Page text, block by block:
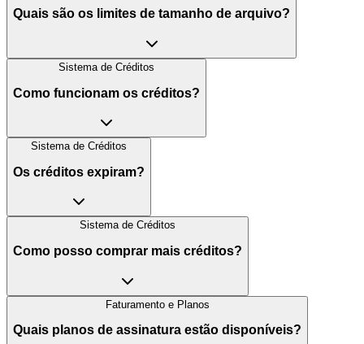
Quais são os limites de tamanho de arquivo?
Sistema de Créditos
Como funcionam os créditos?
Sistema de Créditos
Os créditos expiram?
Sistema de Créditos
Como posso comprar mais créditos?
Faturamento e Planos
Quais planos de assinatura estão disponíveis?